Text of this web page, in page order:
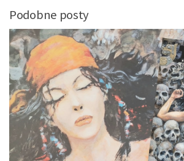
Podobne posty